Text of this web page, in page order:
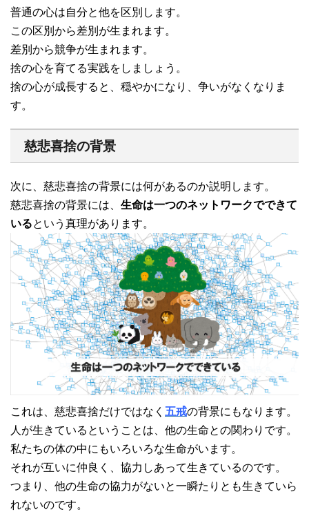
普通の心は自分と他を区別します。
この区別から差別が生まれます。
差別から競争が生まれます。
捨の心を育てる実践をしましょう。
捨の心が成長すると、穏やかになり、争いがなくなりま
す。
慈悲喜捨の背景
次に、慈悲喜捨の背景には何があるのか説明します。
慈悲喜捨の背景には、 生命は一つのネットワークでできて
いるという真理があります。
これは、慈悲喜捨だけではなく 五戒の背景にもなります。
人が生きているということは、他の生命との関わりです。
私たちの体の中にもいろいろな生命がいます。
それが互いに仲良く、協力しあって生きているのです。
つまり、他の生命の協力がないと一瞬たりとも生きていら
れないのです。